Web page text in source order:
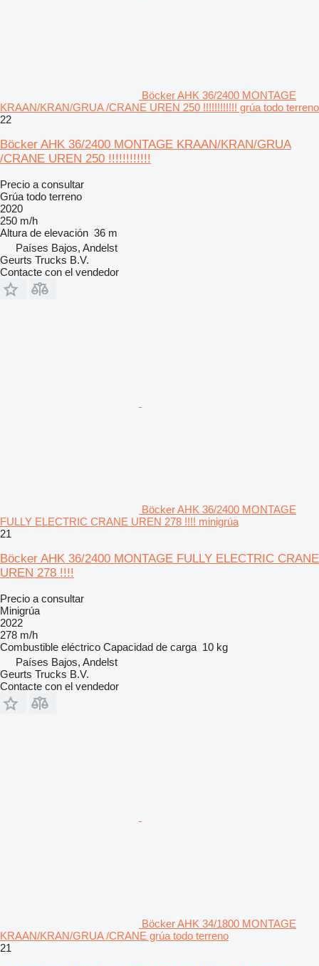
Böcker AHK 36/2400 MONTAGE
KRAAN/KRAN/GRUA /CRANE UREN 250 !!!!!!!!!!!! grúa todo terreno
22
Böcker AHK 36/2400 MONTAGE KRAAN/KRAN/GRUA
/CRANE UREN 250 !!!!!!!!!!!!
Precio a consultar
Grúa todo terreno
2020
250 m/h
Altura de elevación 36 m
Países Bajos, Andelst
Geurts Trucks B.V.
Contacte con el vendedor
Böcker AHK 36/2400 MONTAGE
FULLY ELECTRIC CRANE UREN 278 !!!! minigrúa
21
Böcker AHK 36/2400 MONTAGE FULLY ELECTRIC CRANE
UREN 278 !!!!
Precio a consultar
Minigrúa
2022
278 m/h
Combustible eléctrico Capacidad de carga 10 kg
Países Bajos, Andelst
Geurts Trucks B.V.
Contacte con el vendedor
Böcker AHK 34/1800 MONTAGE
KRAAN/KRAN/GRUA /CRANE grúa todo terreno
21